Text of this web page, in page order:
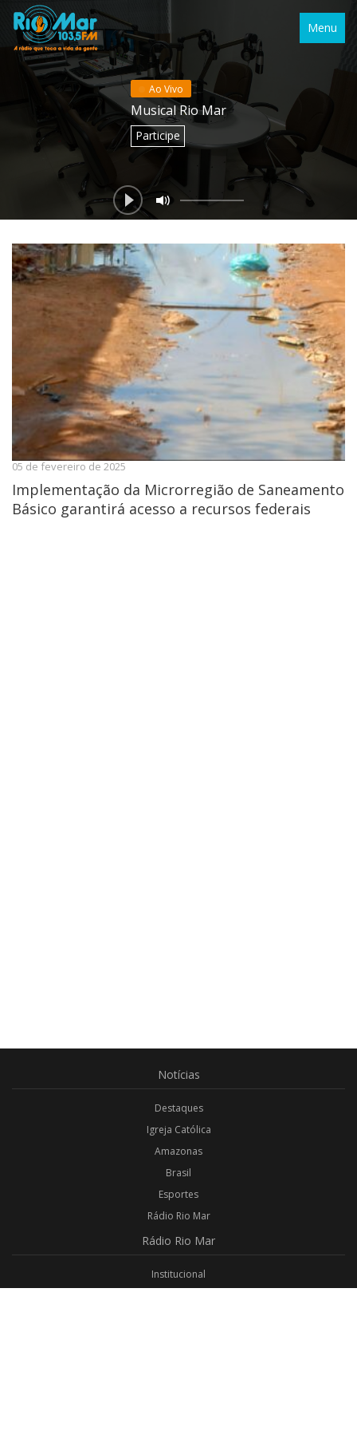
Menu
Ao Vivo
Musical Rio Mar
Participe
05 de fevereiro de 2025
Implementação da Microrregião de Saneamento
Básico garantirá acesso a recursos federais
Notícias
Destaques
Igreja Católica
Amazonas
Brasil
Esportes
Rádio Rio Mar
Rádio Rio Mar
Institucional